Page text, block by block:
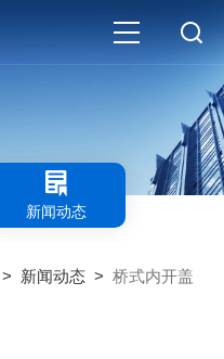
新闻动态
> 新闻动态 > 桥式内开盖